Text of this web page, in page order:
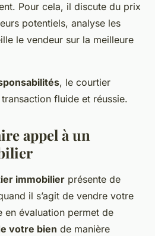
Pour cela, il discute du prix
potentiels, analyse les
le vendeur sur la meilleure
, le courtier
fluide et réussie.
appel à un
immobilier présente de
il s’agit de vendre votre
en évaluation permet de
votre bien de manière